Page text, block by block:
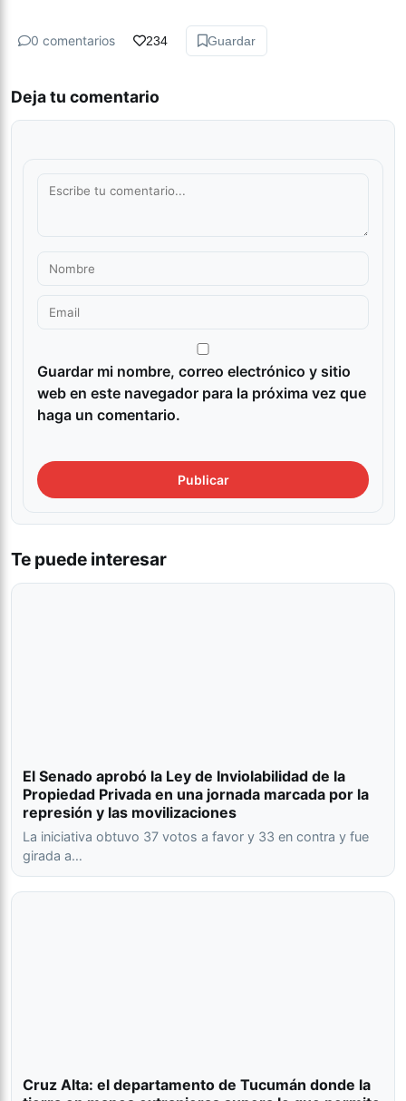
0 comentarios 234 Guardar
Deja tu comentario
Guardar mi nombre, correo electrónico y sitio
web en este navegador para la próxima vez que
haga un comentario.
Te puede interesar
El Senado aprobó la Ley de Inviolabilidad de la
Propiedad Privada en una jornada marcada por la
represión y las movilizaciones
La iniciativa obtuvo 37 votos a favor y 33 en contra y fue
girada a…
Cruz Alta: el departamento de Tucumán donde la